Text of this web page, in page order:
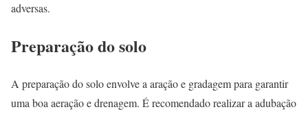
adversas.
Preparação do solo
A preparação do solo envolve a aração e gradagem para garantir
uma boa aeração e drenagem. É recomendado realizar a adubação